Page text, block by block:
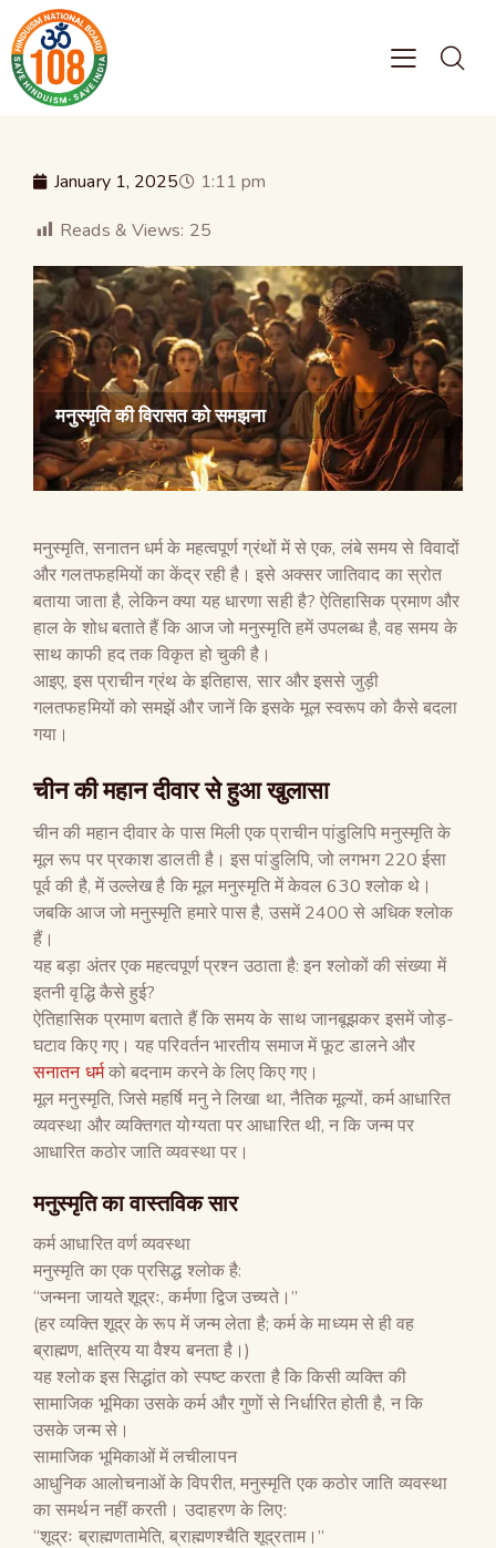
January 1, 2025
1:11 pm
Reads & Views: 25
मनुस्मृति की विरासत को समझना
मनुस्मृति, सनातन धर्म के महत्वपूर्ण ग्रंथों में से एक, लंबे समय से विवादों
और गलतफहमियों का केंद्र रही है। इसे अक्सर जातिवाद का स्रोत
बताया जाता है, लेकिन क्या यह धारणा सही है? ऐतिहासिक प्रमाण और
हाल के शोध बताते हैं कि आज जो मनुस्मृति हमें उपलब्ध है, वह समय के
साथ काफी हद तक विकृत हो चुकी है।
आइए, इस प्राचीन ग्रंथ के इतिहास, सार और इससे जुड़ी
गलतफहमियों को समझें और जानें कि इसके मूल स्वरूप को कैसे बदला
गया।
चीन की महान दीवार से हुआ खुलासा
चीन की महान दीवार के पास मिली एक प्राचीन पांडुलिपि मनुस्मृति के
मूल रूप पर प्रकाश डालती है। इस पांडुलिपि, जो लगभग 220 ईसा
पूर्व की है, में उल्लेख है कि मूल मनुस्मृति में केवल 630 श्लोक थे।
जबकि आज जो मनुस्मृति हमारे पास है, उसमें 2400 से अधिक श्लोक
हैं।
यह बड़ा अंतर एक महत्वपूर्ण प्रश्न उठाता है: इन श्लोकों की संख्या में
इतनी वृद्धि कैसे हुई?
ऐतिहासिक प्रमाण बताते हैं कि समय के साथ जानबूझकर इसमें जोड़-
घटाव किए गए। यह परिवर्तन भारतीय समाज में फूट डालने और
सनातन धर्मको बदनाम करने के लिए किए गए।
मूल मनुस्मृति, जिसे महर्षि मनु ने लिखा था, नैतिक मूल्यों, कर्म आधारित
व्यवस्था और व्यक्तिगत योग्यता पर आधारित थी, न कि जन्म पर
आधारित कठोर जाति व्यवस्था पर।
मनुस्मृति का वास्तविक सार
कर्म आधारित वर्ण व्यवस्था
मनुस्मृति का एक प्रसिद्ध श्लोक है:
“जन्मना जायते शूद्रः, कर्मणा द्विज उच्यते।”
(हर व्यक्ति शूद्र के रूप में जन्म लेता है; कर्म के माध्यम से ही वह
ब्राह्मण, क्षत्रिय या वैश्य बनता है।)
यह श्लोक इस सिद्धांत को स्पष्ट करता है कि किसी व्यक्ति की
सामाजिक भूमिका उसके कर्म और गुणों से निर्धारित होती है, न कि
उसके जन्म से।
सामाजिक भूमिकाओं में लचीलापन
आधुनिक आलोचनाओं के विपरीत, मनुस्मृति एक कठोर जाति व्यवस्था
का समर्थन नहीं करती। उदाहरण के लिए:
“शूद्रः ब्राह्मणतामेति, ब्राह्मणश्चैति शूद्रताम।”